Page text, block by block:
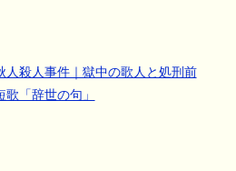
人殺人事件｜獄中の歌人と処刑前
歌「辞世の句」